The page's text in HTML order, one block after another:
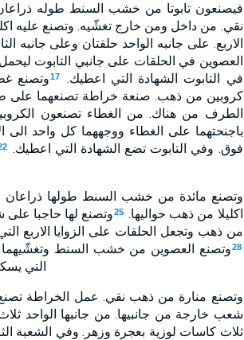
فيصنعون تابوتا من خشب السنط طوله
نقي. من داخل ومن خارج تغشّيه. وتصنع عليه
الاربع. على جانبه الواحد حلقتان وعلى جانبه
العصوين في الحلقات على جانبي التابوت ليحمل
في التابوت الشهادة التي اعطيك.
17وتصنع
كروبين من ذهب. صنعة خراطة تصنعهما على
الطرف من هناك. من الغطاء تصنعون
باجنحتهما على الغطاء ووجههما كل واحد الى
فوق. وفي التابوت تضع الشهادة التي اعطيك.
وتصنع مائدة من خشب السنط طولها ذراعان
اكليلا من ذهب حواليها. 25وتصنع لها حاجبا على
من ذهب وتجعل الحلقات على الزوايا الاربع التي
28وتصنع العصوين من خشب السنط وتغشّيهما
التي
وتصنع منارة من ذهب نقي. عمل الخراطة تصنع
شعب خارجة من جانبيها. من جانبها الواحد
ثلاث كاسات لوزية بعجرة وزهر. وفي الشعبة